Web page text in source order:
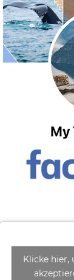
Klicke hier,